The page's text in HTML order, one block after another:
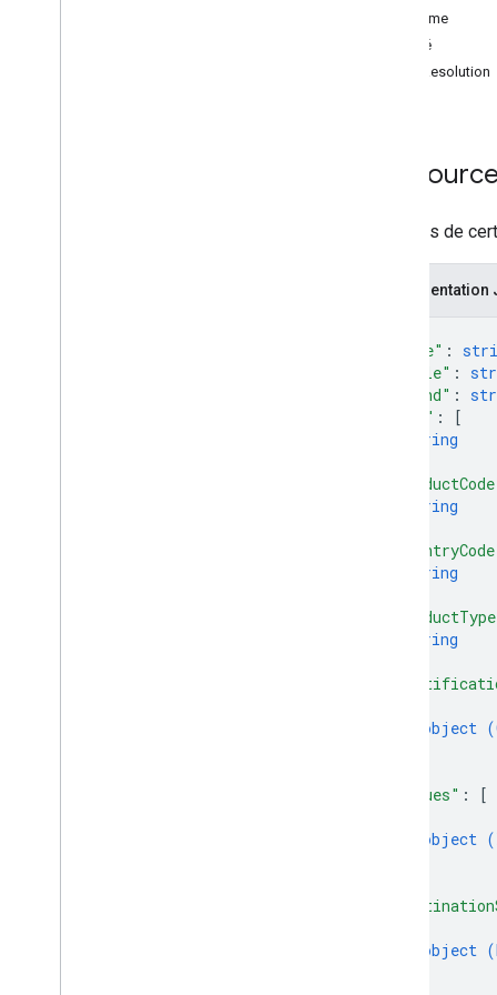
Problème
Gravité
IssueResolution
Données de
Représentation
"name" :
"title" :
"brand" :
"mpn" :
[
string
string
string
string
object (
"issues" :
[
object (
object (